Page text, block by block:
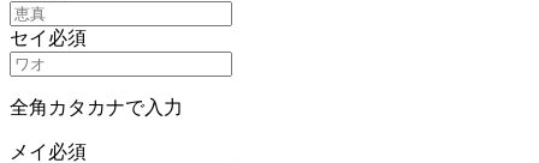
セイ 必須
全角カタカナで入力
メイ 必須